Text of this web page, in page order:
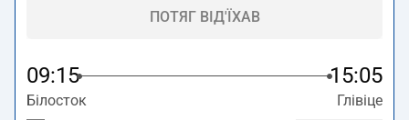
ПОТЯГ ВІД'ЇХАВ
09:15 15:05
Білосток Глівіце